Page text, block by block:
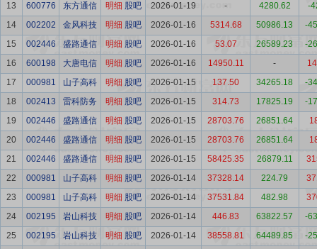
13
600776 东方通信 明细 股吧 2026-01-19 - 4280.62
-
14
002202 金风科技 明细 股吧 2026-01-16 5314.68 50986.13
-
15
002446 盛路通信 明细 股吧 2026-01-16 53.07 26589.23
-
16
600198 大唐电信 明细 股吧 2026-01-16 14950.11 -
17
000981 山子高科 明细 股吧 2026-01-15 137.50 34265.18
-
18
002413 雷科防务 明细 股吧 2026-01-15 314.73 17825.19
-
19
002446 盛路通信 明细 股吧 2026-01-15 28703.76 26851.64
20
002446 盛路通信 明细 股吧 2026-01-15 28703.76 26851.64
21
002446 盛路通信 明细 股吧 2026-01-15 58425.35 26879.11
22
000981 山子高科 明细 股吧 2026-01-14 37328.14 224.79
23
000981 山子高科 明细 股吧 2026-01-14 37531.84 482.98
24
002195 岩山科技 明细 股吧 2026-01-14 446.83 63822.57
-
25
002195 岩山科技 明细 股吧 2026-01-14 38558.81 64489.85
-